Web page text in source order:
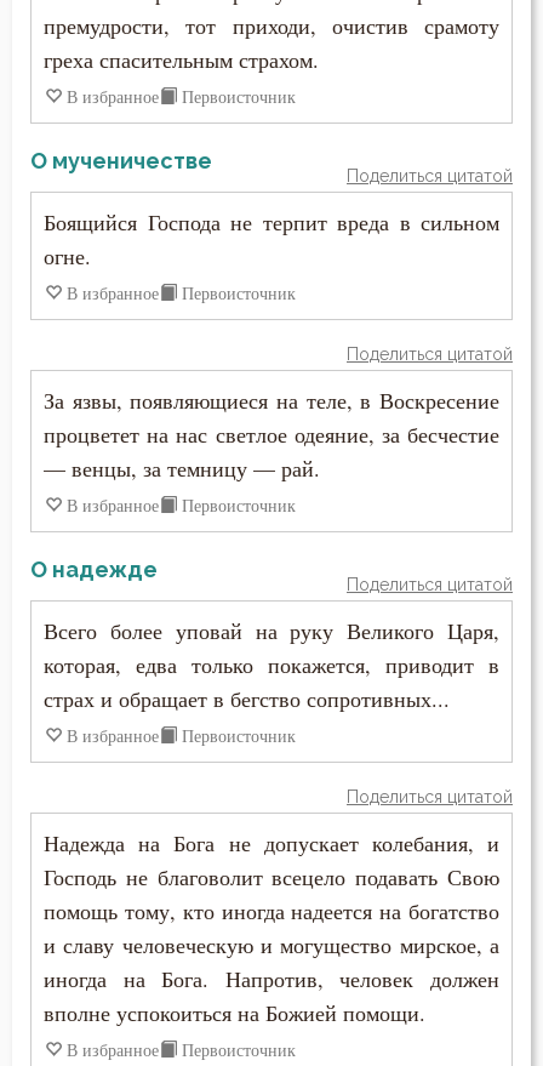
премудрости, тот приходи, очистив срамоту
греха спасительным страхом.
В избранное Первоисточник
О мученичестве
Поделиться цитатой
Боящийся Господа не терпит вреда в сильном
огне.
В избранное Первоисточник
Поделиться цитатой
За язвы, появляющиеся на теле, в Воскресение
процветет на нас светлое одеяние, за бесчестие
— венцы, за темницу — рай.
В избранное Первоисточник
О надежде
Поделиться цитатой
Всего более уповай на руку Великого Царя,
которая, едва только покажется, приводит в
страх и обращает в бегство сопротивных...
В избранное Первоисточник
Поделиться цитатой
Надежда на Бога не допускает колебания, и
Господь не благоволит всецело подавать Свою
помощь тому, кто иногда надеется на богатство
и славу человеческую и могущество мирское, а
иногда на Бога. Напротив, человек должен
вполне успокоиться на Божией помощи.
В избранное Первоисточник